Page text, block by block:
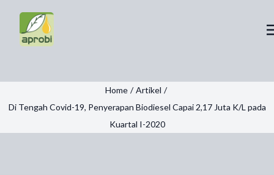
Home / Artikel /
Di Tengah Covid-19, Penyerapan Biodiesel Capai 2,17 Juta K/L pada
Kuartal I-2020